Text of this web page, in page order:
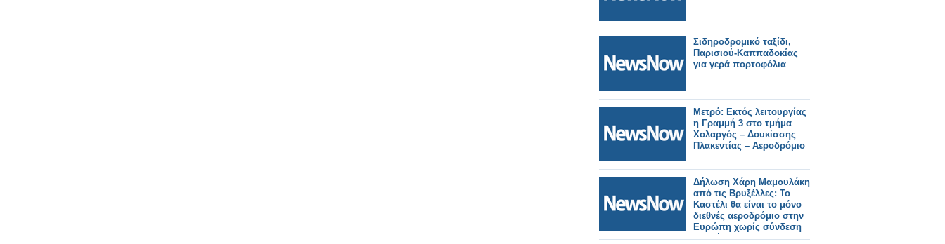
Σιδηροδρομικό ταξίδι,
Παρισιού-Καππαδοκίας
για γερά πορτοφόλια
Μετρό: Εκτός λειτουργίας
η Γραμμή 3 στο τμήμα
Χολαργός – Δουκίσσης
Πλακεντίας – Αεροδρόμιο
Δήλωση Χάρη Μαμουλάκη
από τις Βρυξέλλες: Το
Καστέλι θα είναι το μόνο
διεθνές αεροδρόμιο στην
Ευρώπη χωρίς σύνδεση
με τρένο.